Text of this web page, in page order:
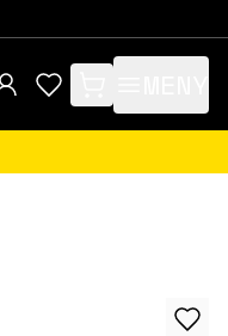
items in cart, view